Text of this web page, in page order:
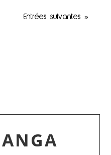
Entrées suivantes »